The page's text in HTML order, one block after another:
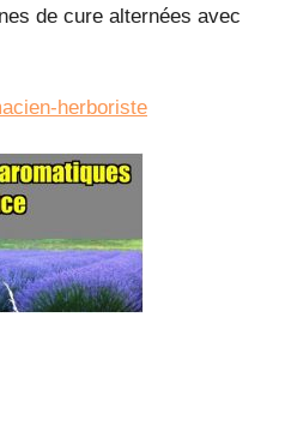
de cure alternées avec
herboriste